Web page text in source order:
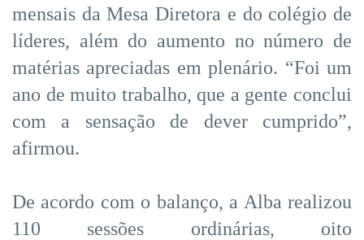
mensais da Mesa Diretora e do colégio de
líderes, além do aumento no número de
matérias apreciadas em plenário. “Foi um
ano de muito trabalho, que a gente conclui
com a sensação de dever cumprido”,
afirmou.
De acordo com o balanço, a Alba realizou
110 sessões ordinárias, oito